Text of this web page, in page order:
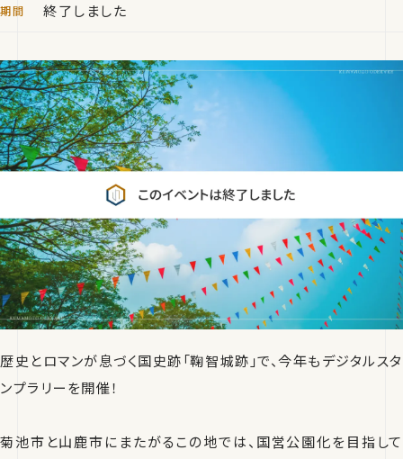
終了しました
歴史とロマンが息づく国史跡「鞠智城跡」で、今年もデジタルスタ
ンプラリーを開催！
菊池市と山鹿市にまたがるこの地では、国営公園化を目指して